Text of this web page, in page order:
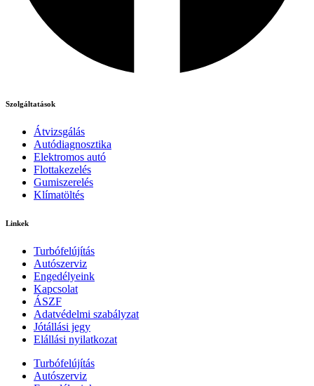
Szolgáltatások
Átvizsgálás
Autódiagnosztika
Elektromos autó
Flottakezelés
Gumiszerelés
Klímatöltés
Linkek
Turbófelújítás
Autószerviz
Engedélyeink
Kapcsolat
ÁSZF
Adatvédelmi szabályzat
Jótállási jegy
Elállási nyilatkozat
Turbófelújítás
Autószerviz